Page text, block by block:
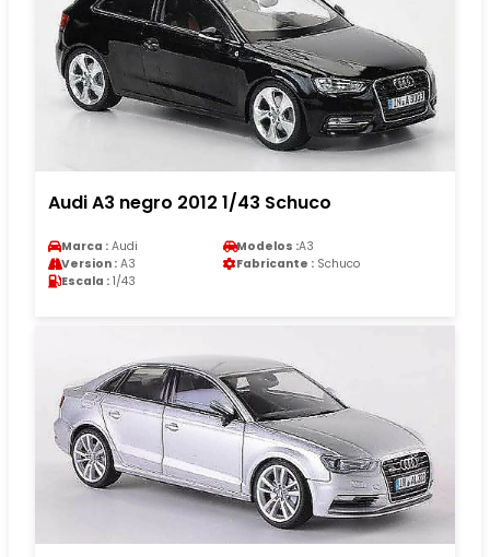
Audi A3 negro 2012 1/43 Schuco
Marca : Audi Modelos :A3
Version : A3 Fabricante : Schuco
Escala : 1/43